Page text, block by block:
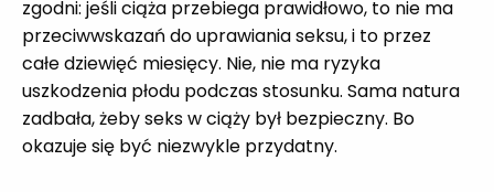
zgodni: jeśli ciąża przebiega prawidłowo, to nie ma
przeciwwskazań do uprawiania seksu, i to przez
całe dziewięć miesięcy. Nie, nie ma ryzyka
uszkodzenia płodu podczas stosunku. Sama natura
zadbała, żeby seks w ciąży był bezpieczny. Bo
okazuje się być niezwykle przydatny.